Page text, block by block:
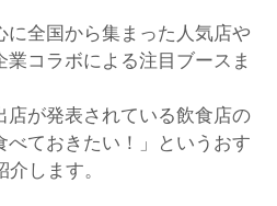
全国から集まった人気店や
コラボによる注目ブースま
店が発表されている飲食店の
ておきたい！」というおす
します。